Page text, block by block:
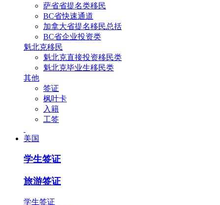
萨省省提名类移民
BC省快速通道
加拿大省提名移民总括
BC省企业投资类
魁北克移民
魁北克直接投资移民类
魁北克毕业生移民类
其他
签证
枫叶卡
入籍
工签
美国
学生签证
旅游签证
学生签证